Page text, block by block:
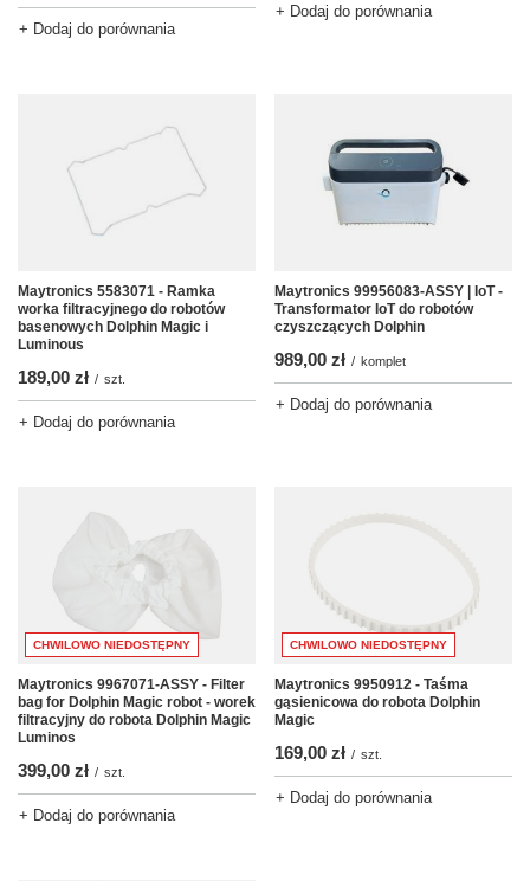
+ Dodaj do porównania
+ Dodaj do porównania
Maytronics 5583071 - Ramka
worka filtracyjnego do robotów
basenowych Dolphin Magic i
Luminous
189,00 zł / szt.
+ Dodaj do porównania
Maytronics 99956083-ASSY | IoT -
Transformator IoT do robotów
czyszczących Dolphin
989,00 zł / komplet
+ Dodaj do porównania
CHWILOWO NIEDOSTĘPNY
Maytronics 9967071-ASSY - Filter
bag for Dolphin Magic robot - worek
filtracyjny do robota Dolphin Magic
Luminos
399,00 zł / szt.
+ Dodaj do porównania
CHWILOWO NIEDOSTĘPNY
Maytronics 9950912 - Taśma
gąsienicowa do robota Dolphin
Magic
169,00 zł / szt.
+ Dodaj do porównania